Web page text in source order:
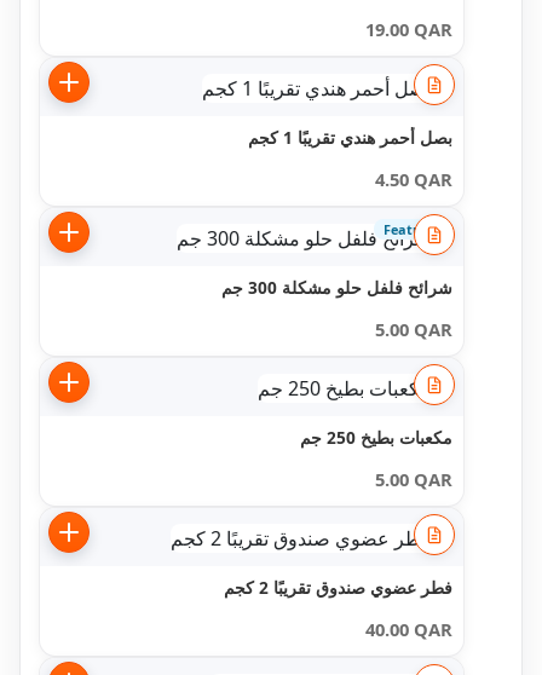
19.00
بصل أحمر هندي تقريبًا 1 كجم
4.50
Featured
شرائح فلفل حلو مشكلة 300 جم
5.00
مكعبات بطيخ 250 جم
5.00
فطر عضوي صندوق تقريبًا 2 كجم
40.00